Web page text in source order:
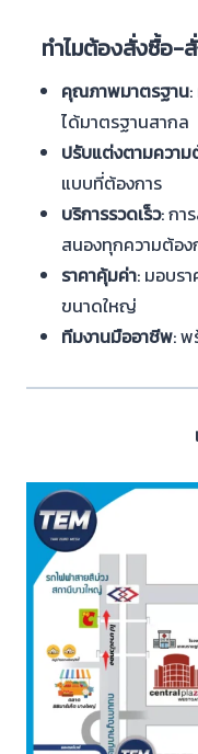
ทำไมต้องสั่งซื้อ-
คุณภาพมาตรฐาน
ได้มาตรฐานสากล
ปรับแต่งตามความ
แบบที่ต้องการ
บริการรวดเร็ว: กา
สนองทุกความต้อง
ราคาคุ้มค่า: มอบร
ขนาดใหญ่
ทีมงานมืออาชีพ: